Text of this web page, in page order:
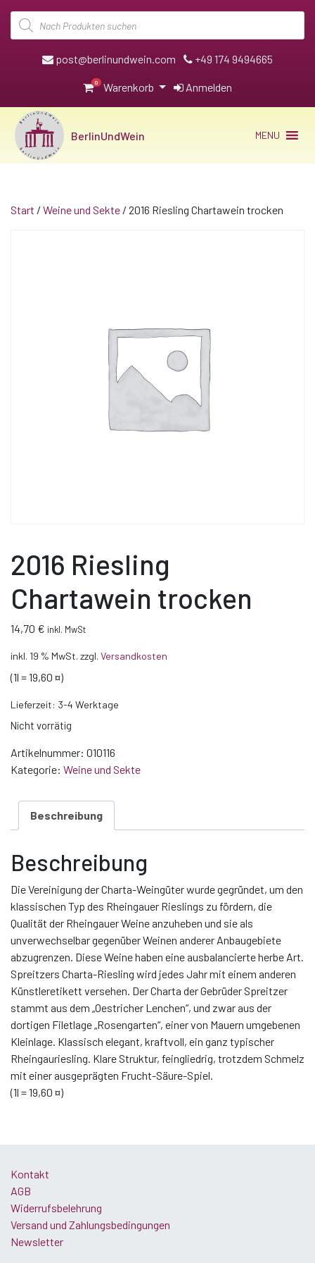
Products
search
post@berlinundwein.com +49 174 9494665
0 Warenkorb Anmelden
BerlinUndWein MENU
Start / Weine und Sekte / 2016 Riesling Chartawein trocken
2016 Riesling
Chartawein trocken
14,70 € inkl. MwSt
inkl. 19 % MwSt. zzgl. Versandkosten
(1l = 19,60 ¤)
Lieferzeit: 3-4 Werktage
Nicht vorrätig
Artikelnummer: 010116
Kategorie: Weine und Sekte
Beschreibung
Beschreibung
Die Vereinigung der Charta-Weingüter wurde gegründet, um den
klassischen Typ des Rheingauer Rieslings zu fördern, die
Qualität der Rheingauer Weine anzuheben und sie als
unverwechselbar gegenüber Weinen anderer Anbaugebiete
abzugrenzen. Diese Weine haben eine ausbalancierte herbe Art.
Spreitzers Charta-Riesling wird jedes Jahr mit einem anderen
Künstleretikett versehen. Der Charta der Gebrüder Spreitzer
stammt aus dem „Oestricher Lenchen“, und zwar aus der
dortigen Filetlage „Rosengarten“, einer von Mauern umgebenen
Kleinlage. Klassisch elegant, kraftvoll, ein ganz typischer
Rheingauriesling. Klare Struktur, feingliedrig, trotzdem Schmelz
mit einer ausgeprägten Frucht-Säure-Spiel.
(1l = 19,60 ¤)
Kontakt
AGB
Widerrufsbelehrung
Versand und Zahlungsbedingungen
Newsletter